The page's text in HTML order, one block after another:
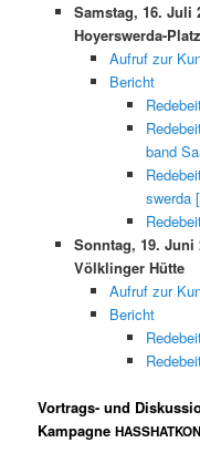
Sam­stag, 16.
Hoyerswerda-Platz
Aufruf zur
Bericht
band
swer­da [
Son­ntag, 19.
Völk­linger Hütte
Aufruf zur
Bericht
Vortrags- und
KampagneHASSHAT